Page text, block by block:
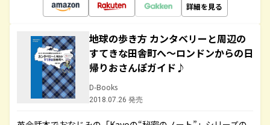
詳細を見る
地球の歩き方 カンタベリーと周辺の
すてきな田舎町へ～ロンドンからの日
帰りおさんぽガイド♪
D-Books
2018.07.26 発売